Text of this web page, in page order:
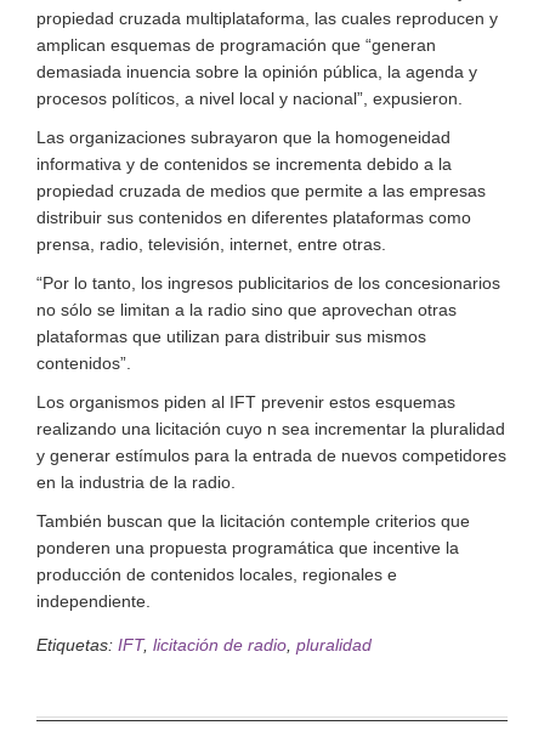
propiedad cruzada multiplataforma, las cuales reproducen y
amplican esquemas de programación que “generan
demasiada inuencia sobre la opinión pública, la agenda y
procesos políticos, a nivel local y nacional”, expusieron.
Las organizaciones subrayaron que la homogeneidad
informativa y de contenidos se incrementa debido a la
propiedad cruzada de medios que permite a las empresas
distribuir sus contenidos en diferentes plataformas como
prensa, radio, televisión, internet, entre otras.
“Por lo tanto, los ingresos publicitarios de los concesionarios
no sólo se limitan a la radio sino que aprovechan otras
plataformas que utilizan para distribuir sus mismos
contenidos”.
Los organismos piden al IFT prevenir estos esquemas
realizando una licitación cuyo n sea incrementar la pluralidad
y generar estímulos para la entrada de nuevos competidores
en la industria de la radio.
También buscan que la licitación contemple criterios que
ponderen una propuesta programática que incentive la
producción de contenidos locales, regionales e
independiente.
Etiquetas: IFT, licitación de radio, pluralidad